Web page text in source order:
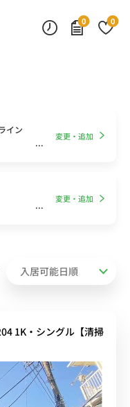
0
0
イン
変更・追加
変更・追加
1K・シングル【清掃